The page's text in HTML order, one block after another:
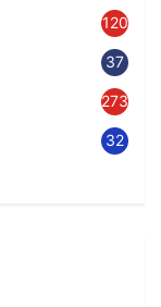
120
37
273
32